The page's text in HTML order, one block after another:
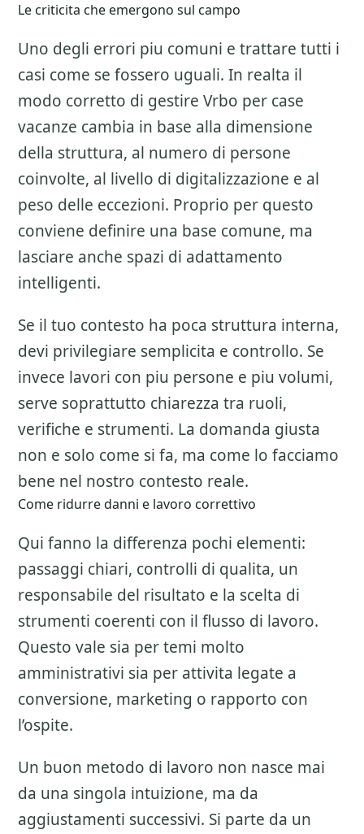
Le criticita che emergono sul campo
Uno degli errori piu comuni e trattare tutti i
casi come se fossero uguali. In realta il
modo corretto di gestire Vrbo per case
vacanze cambia in base alla dimensione
della struttura, al numero di persone
coinvolte, al livello di digitalizzazione e al
peso delle eccezioni. Proprio per questo
conviene definire una base comune, ma
lasciare anche spazi di adattamento
intelligenti.
Se il tuo contesto ha poca struttura interna,
devi privilegiare semplicita e controllo. Se
invece lavori con piu persone e piu volumi,
serve soprattutto chiarezza tra ruoli,
verifiche e strumenti. La domanda giusta
non e solo come si fa, ma come lo facciamo
bene nel nostro contesto reale.
Come ridurre danni e lavoro correttivo
Qui fanno la differenza pochi elementi:
passaggi chiari, controlli di qualita, un
responsabile del risultato e la scelta di
strumenti coerenti con il flusso di lavoro.
Questo vale sia per temi molto
amministrativi sia per attivita legate a
conversione, marketing o rapporto con
l’ospite.
Un buon metodo di lavoro non nasce mai
da una singola intuizione, ma da
aggiustamenti successivi. Si parte da un